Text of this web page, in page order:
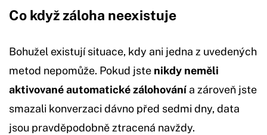
Co když záloha neexistuje
Bohužel existují situace, kdy ani jedna z uvedených
metod nepomůže. Pokud jste nikdy neměli
aktivované automatické zálohování a zároveň jste
smazali konverzaci dávno před sedmi dny, data
jsou pravděpodobně ztracená navždy.